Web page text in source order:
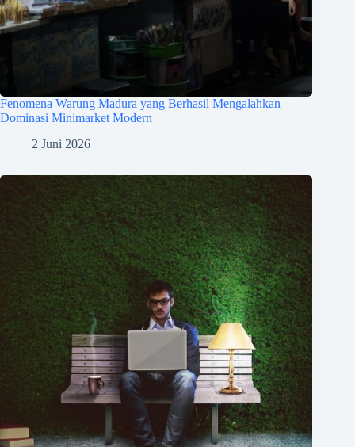
Fenomena Warung Madura yang Berhasil Mengalahkan
Dominasi Minimarket Modern
2 Juni 2026